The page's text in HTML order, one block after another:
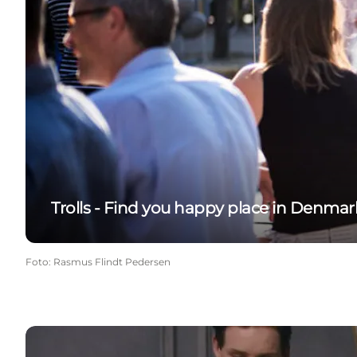
Trolls - Find you happy place in
Foto: Rasmus Flindt Pedersen
The Danish Girl